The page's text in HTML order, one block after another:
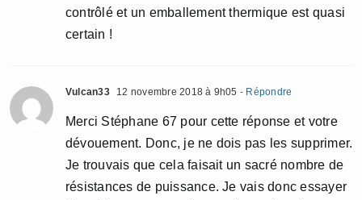
contrôlé et un emballement thermique est quasi
certain !
Vulcan33 12 novembre 2018 à 9h05 - Répondre
Merci Stéphane 67 pour cette réponse et votre
dévouement. Donc, je ne dois pas les supprimer.
Je trouvais que cela faisait un sacré nombre de
résistances de puissance. Je vais donc essayer